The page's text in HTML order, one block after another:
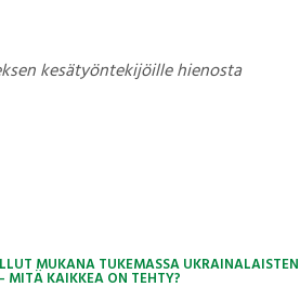
kesätyöntekijöille hienosta
MUKANA TUKEMASSA UKRAINALAISTEN
MITÄ KAIKKEA ON TEHTY?